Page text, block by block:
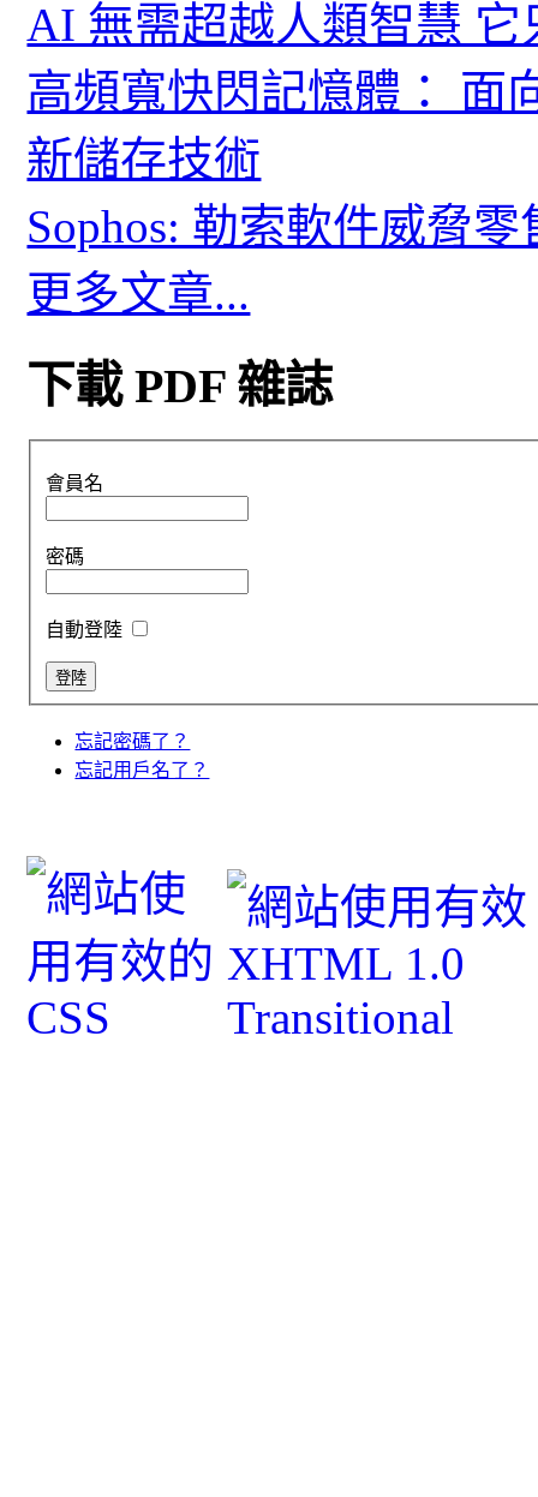
AI 無需超越人類智慧
高頻寬快閃記憶體： 面
新儲存技術
Sophos: 勒索軟件威脅
更多文章...
下載 PDF 雜誌
會員名
密碼
自動登陸
忘記密碼了？
忘記用戶名了？